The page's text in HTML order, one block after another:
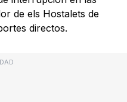
de els Hostalets de
directos.